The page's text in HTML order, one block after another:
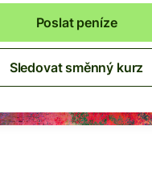
Poslat peníze
Sledovat směnný kurz